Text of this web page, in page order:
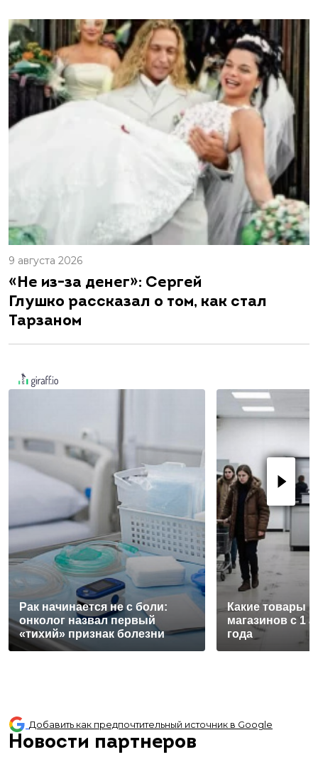
9 августа 2026
«Не из-за денег»: Сергей
Глушко рассказал о том, как стал
Тарзаном
Рак начинается не с боли:
онколог назвал первый
«тихий» признак болезни
Какие товары
магазинов с 1
года
Добавить как предпочтительный источник в Google
Новости партнеров